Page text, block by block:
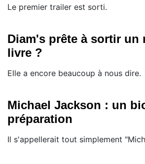
Le premier trailer est sorti.
Diam's prête à sortir un
livre ?
Elle a encore beaucoup à nous dire.
Michael Jackson : un
préparation
Il s'appellerait tout simplement